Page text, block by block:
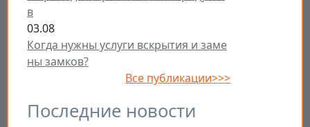
в
03.08
Когда нужны услуги вскрытия и заме
ны замков?
Все публикации>>>
Последние новости